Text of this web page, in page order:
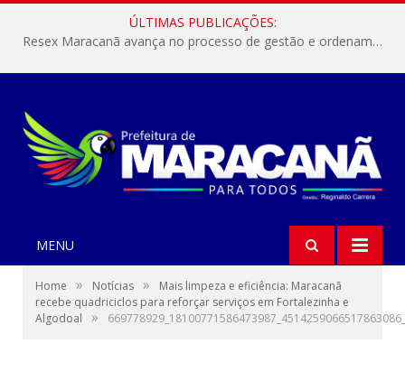
ÚLTIMAS PUBLICAÇÕES:
Resex Maracanã avança no processo de gestão e ordenamento do turismo em nossas áreas protegidas.
MENU
Home » Notícias »
Mais limpeza e eficiência: Maracanã
recebe quadriciclos para reforçar serviços em Fortalezinha e
Algodoal
»